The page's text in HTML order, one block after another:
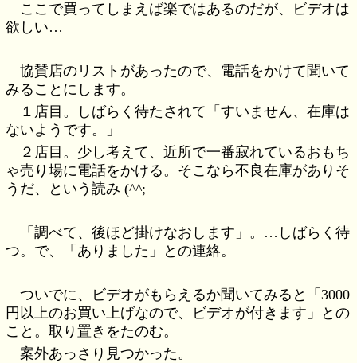
ここで買ってしまえば楽ではあるのだが、ビデオは
欲しい…
協賛店のリストがあったので、電話をかけて聞いて
みることにします。
１店目。しばらく待たされて「すいません、在庫は
ないようです。」
２店目。少し考えて、近所で一番寂れているおもち
ゃ売り場に電話をかける。そこなら不良在庫がありそ
うだ、という読み (^^;
「調べて、後ほど掛けなおします」。…しばらく待
つ。で、「ありました」との連絡。
ついでに、ビデオがもらえるか聞いてみると「3000
円以上のお買い上げなので、ビデオが付きます」との
こと。取り置きをたのむ。
案外あっさり見つかった。